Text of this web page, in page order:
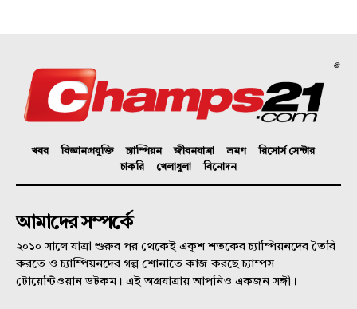
©
খবর বিজ্ঞানপ্রযুক্তি চ্যাম্পিয়ন জীবনযাত্রা ভ্রমণ
রিসোর্স সেন্টার
চাকরি
খেলাধুলা বিনোদন
আমাদের সম্পর্কে
২০১০ সালে যাত্রা শুরুর পর থেকেই একুশ শতকের চ্যাম্পিয়নদের তৈরি
করতে ও চ্যাম্পিয়নদের গল্প শোনাতে কাজ করছে চ্যাম্পস
টোয়েন্টিওয়ান ডটকম। এই অগ্রযাত্রায় আপনিও একজন সঙ্গী।